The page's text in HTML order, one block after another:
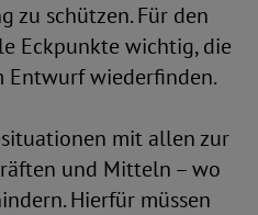
zu schützen. Für den
Eckpunkte wichtig, die
Entwurf wiederfinden.
mit allen zur
und Mitteln – wo
Hierfür müssen